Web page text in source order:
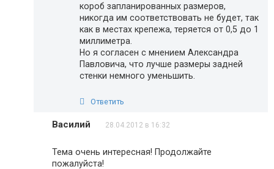
короб запланированных размеров,
никогда им соответствовать не будет, так
как в местах крепежа, теряется от 0,5 до 1
миллиметра.
Но я согласен с мнением Александра
Павловича, что лучше размеры задней
стенки немного уменьшить.
Ответить
Василий 28.04.2012 в 16:32
Тема очень интересная! Продолжайте
пожалуйста!